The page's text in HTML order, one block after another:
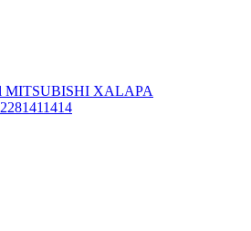
MITSUBISHI XALAPA
2281411414